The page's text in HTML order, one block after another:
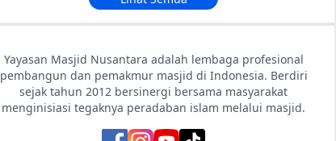
Yayasan Masjid Nusantara adalah lembaga profesional
pembangun dan pemakmur masjid di Indonesia. Berdiri
sejak tahun 2012 bersinergi bersama masyarakat
menginisiasi tegaknya peradaban islam melalui masjid.